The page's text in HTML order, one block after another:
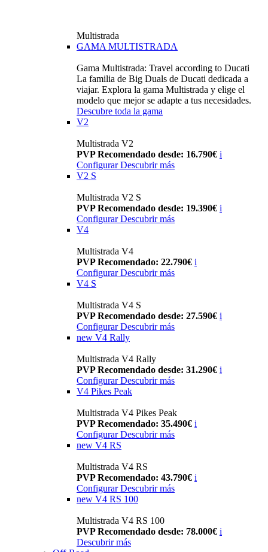
Multistrada
GAMA MULTISTRADA
Gama Multistrada: Travel according to Ducati
La familia de Big Duals de Ducati dedicada a
viajar. Explora la gama Multistrada y elige el
modelo que mejor se adapte a tus necesidades.
Descubre toda la gama
V2
Multistrada V2
PVP Recomendado desde: 16.790€ i
Configurar Descubrir más
V2 S
Multistrada V2 S
PVP Recomendado desde: 19.390€ i
Configurar Descubrir más
V4
Multistrada V4
PVP Recomendado: 22.790€ i
Configurar Descubrir más
V4 S
Multistrada V4 S
PVP Recomendado desde: 27.590€ i
Configurar Descubrir más
new V4 Rally
Multistrada V4 Rally
PVP Recomendado desde: 31.290€ i
Configurar Descubrir más
V4 Pikes Peak
Multistrada V4 Pikes Peak
PVP Recomendado: 35.490€ i
Configurar Descubrir más
new V4 RS
Multistrada V4 RS
PVP Recomendado: 43.790€ i
ConfigurarDescubrir más
new V4 RS 100
Multistrada V4 RS 100
PVP Recomendado desde: 78.000€ i
Descubrir más